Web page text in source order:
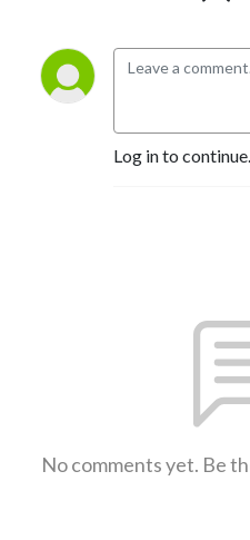
Log in to continue.
No comments yet. Be